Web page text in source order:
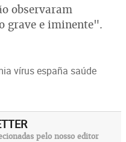
observaram
grave e iminente".
vírus españa saúde
pelo nosso editor